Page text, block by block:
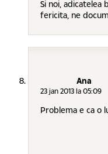
Si noi, adicatelea
fericita, ne
Ana
23 jan 2013 la 05:09
Problema e ca o